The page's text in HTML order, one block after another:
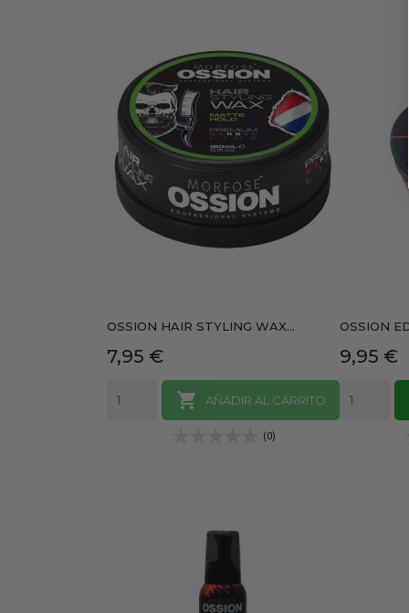
OSSION HAIR STYLING WAX...
Precio
7,95 €

AÑADIR AL CARRITO
(0)
OSSION
Precio
9,95 €